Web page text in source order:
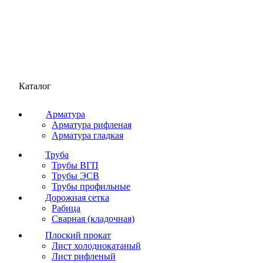
Каталог
Арматура
Арматура рифленая
Арматура гладкая
Труба
Трубы ВГП
Трубы ЭСВ
Трубы профильные
Дорожная сетка
Рабица
Сварная (кладочная)
Плоский прокат
Лист холоднокатаный
Лист рифленый